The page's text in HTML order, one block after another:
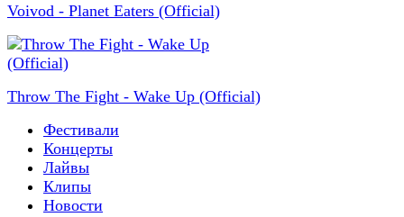
Voivod - Planet Eaters (Official)
Throw The Fight - Wake Up (Official)
Фестивали
Концерты
Лайвы
Клипы
Новости